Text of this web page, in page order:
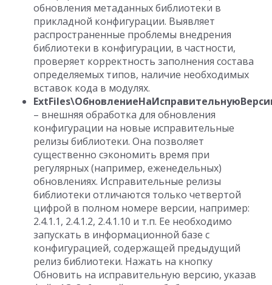
обновления метаданных библиотеки в
прикладной конфигурации. Выявляет
распространенные проблемы внедрения
библиотеки в конфигурации, в частности,
проверяет корректность заполнения состава
определяемых типов, наличие необходимых
вставок кода в модулях.
– внешняя обработка для обновления
конфигурации на новые исправительные
релизы библиотеки. Она позволяет
существенно сэкономить время при
регулярных (например, еженедельных)
обновлениях. Исправительные релизы
библиотеки отличаются только четвертой
цифрой в полном номере версии, например:
2.4.1.1, 2.4.1.2, 2.4.1.10 и т.п. Ее необходимо
запускать в информационной базе с
конфигурацией, содержащей предыдущий
релиз библиотеки. Нажать на кнопку
Обновить на исправительную версию, указав